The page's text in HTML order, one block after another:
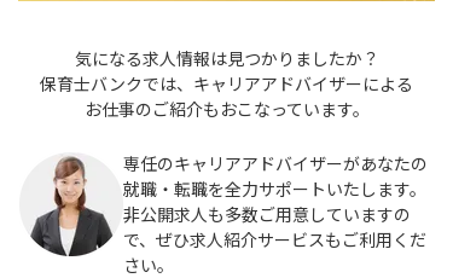
気になる求人情報は見つかりましたか？
保育士バンクでは、キャリアアドバイザーによる
お仕事のご紹介もおこなっています。
専任のキャリアアドバイザーがあなたの
就職・転職を全力サポートいたします。
非公開求人も多数ご用意していますの
で、ぜひ求人紹介サービスもご利用くだ
さい。